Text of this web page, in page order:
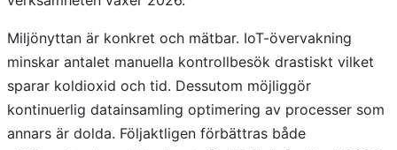
Miljönyttan är konkret och mätbar. IoT-övervakning
minskar antalet manuella kontrollbesök drastiskt vilket
sparar koldioxid och tid. Dessutom möjliggör
kontinuerlig datainsamling optimering av processer som
annars är dolda. Följaktligen förbättras både